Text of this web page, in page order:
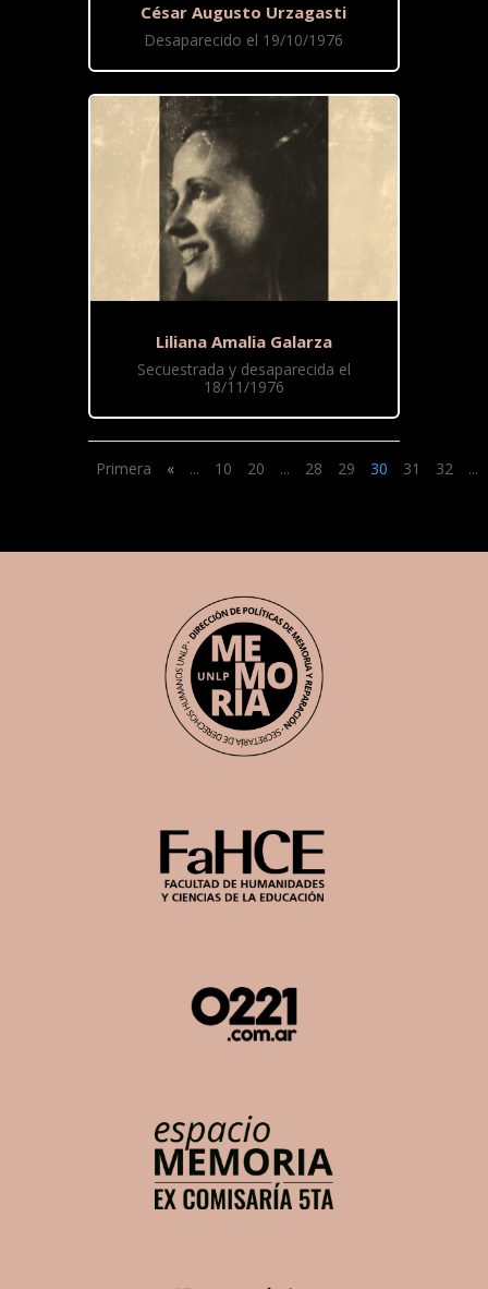
César Augusto Urzagasti
Desaparecido el 19/10/1976
Liliana Amalia Galarza
Secuestrada y desaparecida el
18/11/1976
Primera « ... 10 20 ... 28 29 30 31 32 ...